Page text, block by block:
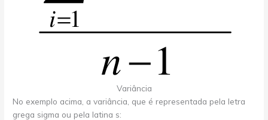
Variância
No exemplo acima, a variância, que é representada pela letra
grega sigma ou pela latina s: